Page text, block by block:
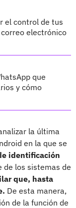
el control de tus
electrónico
que
y cómo
la última
en la que se
identificación
de los sistemas de
que, hasta
De esta manera,
de la función de